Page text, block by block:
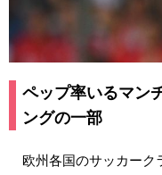
ペップ率いるマン
ングの一部
欧州各国のサッカーク